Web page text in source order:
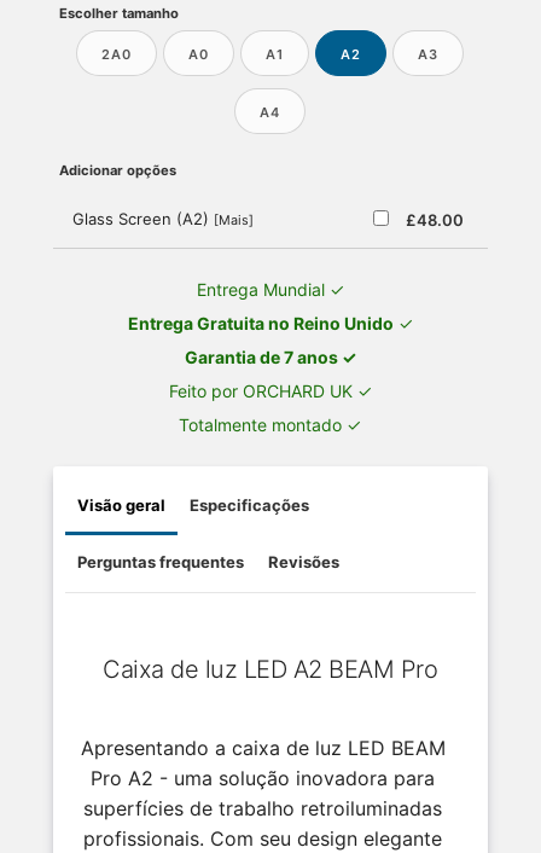
Escolher tamanho
2A0 A0 A1 A2 A3
A4
Adicionar opções
£48.00
Glass Screen (A2) [Mais]
Entrega Mundial ✓
Entrega Gratuita no Reino Unido ✓
Garantia de 7 anos ✓
Feito por ORCHARD UK ✓
Totalmente montado ✓
Visão geral Especificações
Perguntas frequentes Revisões
Caixa de luz LED A2 BEAM Pro
Apresentando a caixa de luz LED BEAM
Pro A2 - uma solução inovadora para
superfícies de trabalho retroiluminadas
profissionais. Com seu design elegante